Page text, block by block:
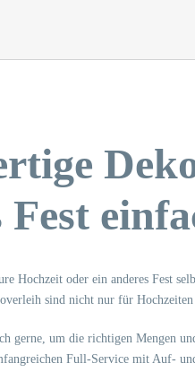
Fest
Hochzeit oder ein anderes Fest
sind nicht nur für
gerne, um die richtigen Mengen
Full-Service mit Auf-